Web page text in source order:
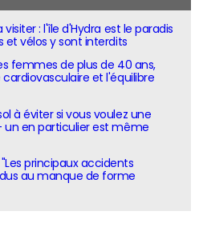
visiter : l'île d'Hydra est le paradis
et vélos y sont interdits
femmes de plus de 40 ans,
et l'équilibre
à éviter si vous voulez une
en particulier est même
principaux accidents
au manque de forme